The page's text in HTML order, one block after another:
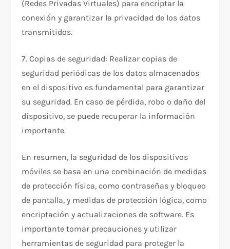
(Redes Privadas Virtuales) para encriptar la
conexión y garantizar la privacidad de los datos
transmitidos.
7. Copias de seguridad: Realizar copias de
seguridad periódicas de los datos almacenados
en el dispositivo es fundamental para garantizar
su seguridad. En caso de pérdida, robo o daño del
dispositivo, se puede recuperar la información
importante.
En resumen, la seguridad de los dispositivos
móviles se basa en una combinación de medidas
de protección física, como contraseñas y bloqueo
de pantalla, y medidas de protección lógica, como
encriptación y actualizaciones de software. Es
importante tomar precauciones y utilizar
herramientas de seguridad para proteger la